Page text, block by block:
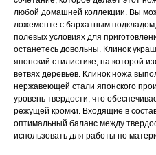
любой домашней коллекции. Вы
ложементе с бархатным
полевых условиях для
останетесь довольны. Клинок
японский стилистике, на которой
ветвях деревьев. Клинок ножа
нержавеющей стали японского
уровень твердости, что
режущей кромки. Входящие в
оптимальный баланс между
использовать для работы по